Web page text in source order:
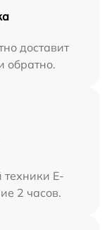
доставит
обратно.
E-
2 часов.